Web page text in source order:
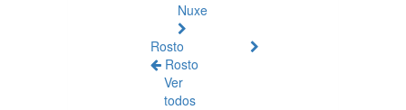
Nuxe
Rosto
Rosto
Ver
todos